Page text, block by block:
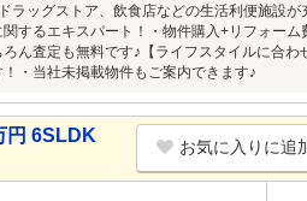
ラッグストア、飲食店などの生活利便施設
するエキスパート！・物件購入+リフォー
ん査定も無料です♪【ライフスタイルに合
・当社未掲載物件もご案内できます♪
円 6SLDK
お気に入りに追